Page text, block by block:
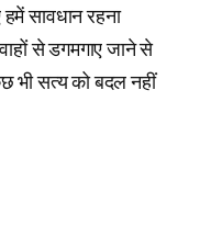
सावधान रहना
से डगमगाए जाने से
भी सत्य को बदल नहीं